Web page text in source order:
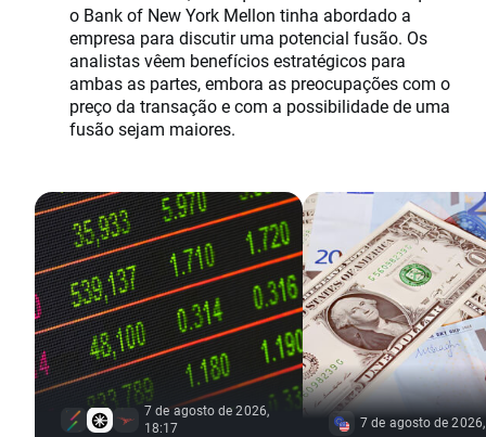
o Bank of New York Mellon tinha abordado a
empresa para discutir uma potencial fusão. Os
analistas vêem benefícios estratégicos para
ambas as partes, embora as preocupações com o
preço da transação e com a possibilidade de uma
fusão sejam maiores.
7 de agosto de 2026,
18:17
7 de agosto de